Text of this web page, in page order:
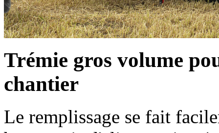
Trémie gros volume
chantier
Le remplissage se fait